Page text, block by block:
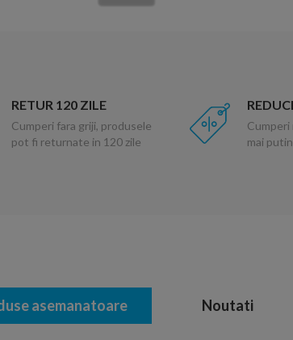
RETUR 120 ZILE
Cumperi fara griji, produsele
pot fi returnate in 120 zile
mai
asemanatoare Noutati